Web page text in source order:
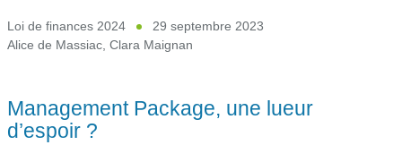
Loi de finances 2024
29 septembre 2023
Alice de Massiac, Clara Maignan
Management Package, une lueur
d’espoir ?